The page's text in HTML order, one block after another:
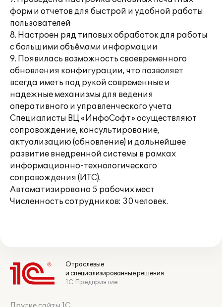
форм и отчетов для быстрой и удобной работы
пользователей
8. Настроен ряд типовых обработок для работы
с большими объёмами информации
9. Появилась возможность своевременного
обновления конфигурации, что позволяет
всегда иметь под рукой современные и
надежные механизмы для ведения
оперативного и управленческого учета
Специалисты ВЦ «ИнфоСофт» осуществляют
сопровождение, консультирование,
актуализацию (обновление) и дальнейшее
развитие внедренной системы в рамках
информационно-технологического
сопровождения (ИТС).
Автоматизировано 5 рабочих мест
Численность сотрудников: 30 человек.
Отраслевые
и специализированные решения
1С:Предприятие